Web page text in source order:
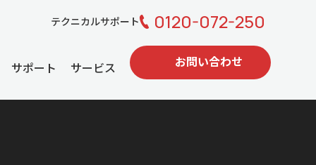
テクニカルサポート 0120-072-250
サポート サービス お問い合わせ